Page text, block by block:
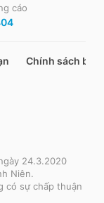
cáo
Chính sách bảo
24.3.2020
Niên.
có sự chấp thuận